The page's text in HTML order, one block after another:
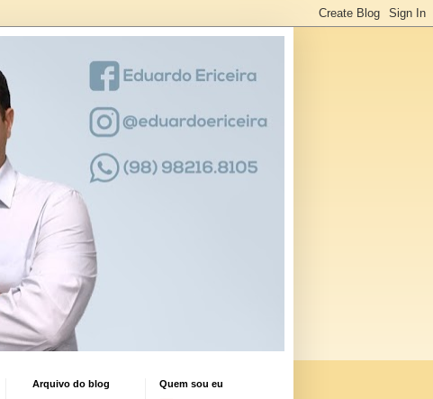
Arquivo do blog Quem sou eu